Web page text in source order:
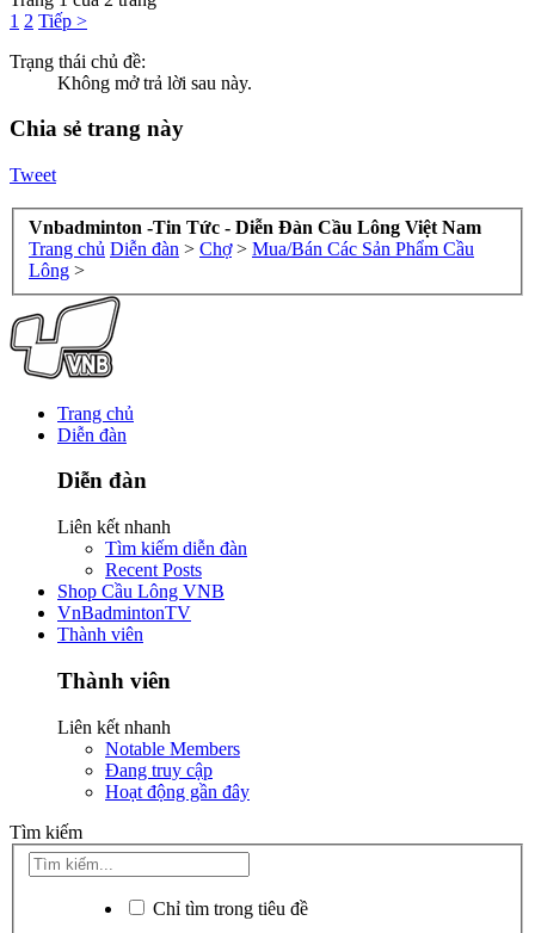
1 2 Tiếp >
Trạng thái chủ đề:
Không mở trả lời sau này.
Chia sẻ trang này
Tweet
Vnbadminton -Tin Tức - Diễn Đàn Cầu Lông Việt Nam
Trang chủ Diễn đàn > Chợ > Mua/Bán Các Sản Phẩm Cầu
Lông >
Trang chủ
Diễn đàn
Diễn đàn
Liên kết nhanh
Tìm kiếm diễn đàn
Recent Posts
Shop Cầu Lông VNB
VnBadmintonTV
Thành viên
Thành viên
Liên kết nhanh
Notable Members
Đang truy cập
Hoạt động gần đây
Tìm kiếm
Chỉ tìm trong tiêu đề